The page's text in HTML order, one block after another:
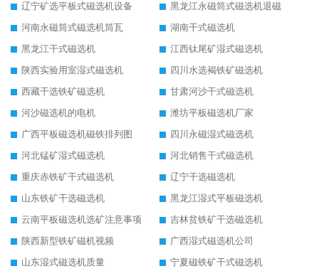
辽宁矿选平板式磁选机设备
黑龙江永磁筒式磁选机退磁
河南永磁筒式磁选机筒瓦
湖南干式磁选机
黑龙江干式磁选机
江西钛尾矿湿式磁选机
陕西实验用室湿式磁选机
四川水选褐铁矿磁选机
西藏干选铁矿磁选机
甘肃河沙干式磁选机
河沙磁选机的电机
潍坊平板磁选机厂家
广西平板磁选机磁铁排列图
四川永磁湿式磁选机
河北锰矿湿式磁选机
河北销售干式磁选机
重庆赤铁矿干式磁选机
辽宁干选磁选机
山东铁矿干选磁选机
黑龙江湿式平板磁选机
云南平板磁选机选矿注意事项
吉林贫铁矿干选磁选机
陕西新型铁矿磁机视频
广西湿式磁选机公司
山东湿式磁选机质量
宁夏磁铁矿干式磁选机